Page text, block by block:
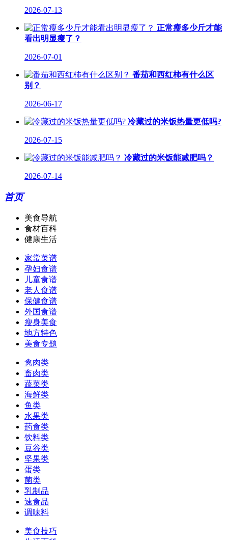
2026-07-13
正常瘦多少斤才能
看出明显瘦了？
2026-07-01
番茄和西红柿有什么区
别？
2026-06-17
冷藏过的米饭热量更低吗?
2026-07-15
冷藏过的米饭能减肥吗？
2026-07-14
首页
美食导航
食材百科
健康生活
家常菜谱
孕妇食谱
儿童食谱
老人食谱
保健食谱
外国食谱
瘦身美食
地方特色
美食专题
禽肉类
畜肉类
蔬菜类
海鲜类
鱼类
水果类
药食类
饮料类
豆谷类
坚果类
蛋类
菌类
乳制品
速食品
调味料
美食技巧